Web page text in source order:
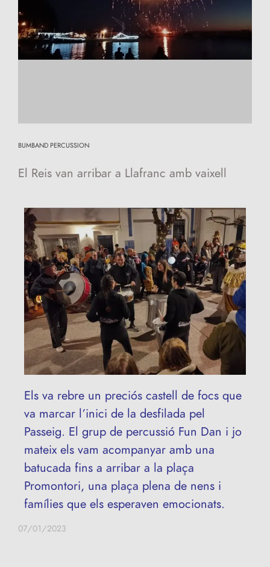
BUMBAND PERCUSSION
El Reis van arribar a Llafranc amb vaixell
Els va rebre un preciós castell de focs que
va marcar l’inici de la desfilada pel
Passeig. El grup de percussió Fun Dan i jo
mateix els vam acompanyar amb una
batucada fins a arribar a la plaça
Promontori, una plaça plena de nens i
famílies que els esperaven emocionats.
07/01/2023